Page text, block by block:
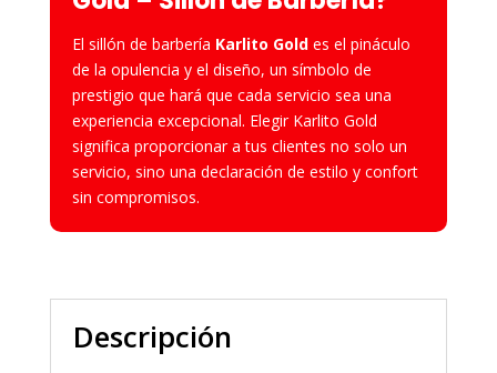
El sillón de barbería Karlito Goldes el pináculo
de la opulencia y el diseño, un símbolo de
prestigio que hará que cada servicio sea una
experiencia excepcional. Elegir Karlito Gold
significa proporcionar a tus clientes no solo un
servicio, sino una declaración de estilo y confort
sin compromisos.
Descripción